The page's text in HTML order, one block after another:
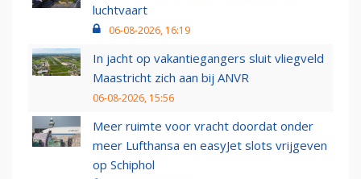
luchtvaart
06-08-2026, 16:19
In jacht op vakantiegangers sluit vliegveld
Maastricht zich aan bij ANVR
06-08-2026, 15:56
Meer ruimte voor vracht doordat onder
meer Lufthansa en easyJet slots vrijgeven
op Schiphol